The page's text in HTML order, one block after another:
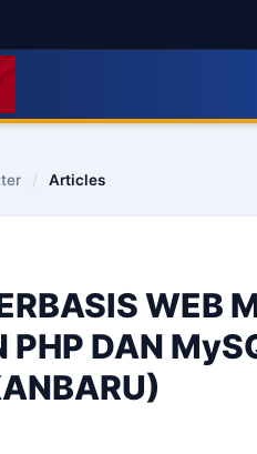
/ Articles
WEB
DAN